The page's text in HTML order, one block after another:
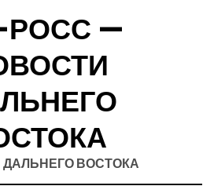
—
ВОСТОКА